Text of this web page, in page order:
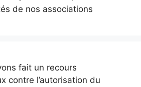
de nos associations
fait un recours
contre l’autorisation du